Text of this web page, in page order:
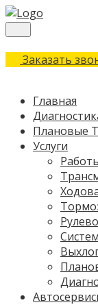
Заказать
Главная
Плановые
Услуги